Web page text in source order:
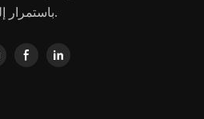
باستمرار إلى التميز والرقي.